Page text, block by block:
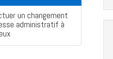
un changement
administratif à